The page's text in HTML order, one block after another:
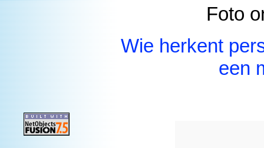
Foto
Wie herkent
een